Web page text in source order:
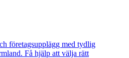
företagsupplägg med tydlig
Få hjälp att välja rätt